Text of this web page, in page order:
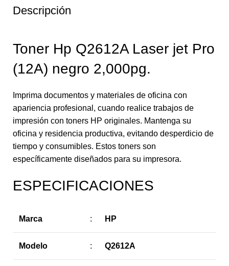
Descripción
Toner Hp Q2612A Laser jet Pro
(12A) negro 2,000pg.
Imprima documentos y materiales de oficina con
apariencia profesional, cuando realice trabajos de
impresión con toners HP originales. Mantenga su
oficina y residencia productiva, evitando desperdicio de
tiempo y consumibles. Estos toners son
específicamente diseñados para su impresora.
ESPECIFICACIONES
Marca : HP
Modelo : Q2612A